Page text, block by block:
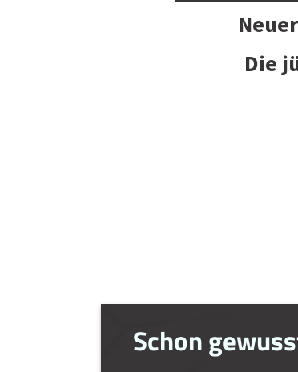
Die
Schon